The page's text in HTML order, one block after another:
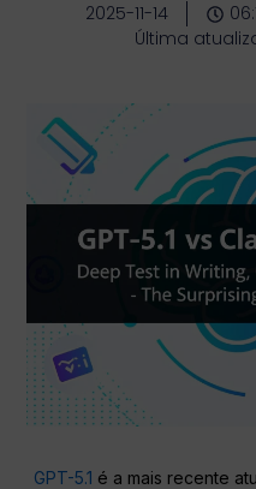
2025-11-14
Última
GPT-5.1 é a mais recente